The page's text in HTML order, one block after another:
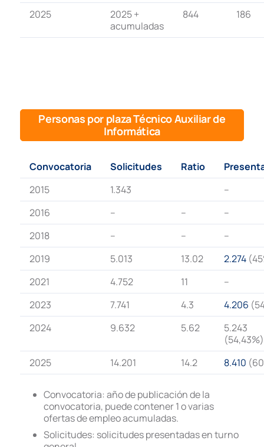
2025
2025 +
acumuladas
844 186
Personas por plaza Técnico Auxiliar de
Informática
Convocatoria Solicitudes Ratio
2015
1.343
–
2016
– –
–
2018
– –
–
2019
5.013 13.02 2.274
2021
4.752 11
–
2023
7.741 4.3 4.206
2024
9.632 5.62
5.243
(54,43%)
2025
14.201 14.2 8.410
Convocatoria: año de publicación de la
convocatoria, puede contener 1 o varias
ofertas de empleo acumuladas.
Solicitudes: solicitudes presentadas en turno